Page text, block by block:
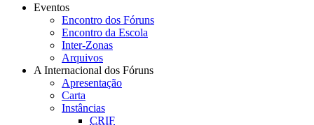
Eventos
Encontro dos Fóruns
Encontro da Escola
Inter-Zonas
Arquivos
A Internacional dos Fóruns
Apresentação
Carta
Instâncias
CRIF